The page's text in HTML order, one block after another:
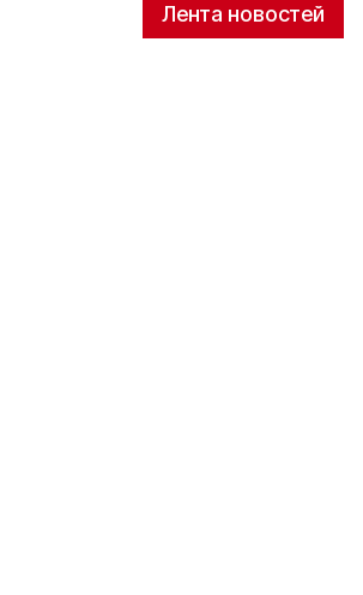
Лента новостей